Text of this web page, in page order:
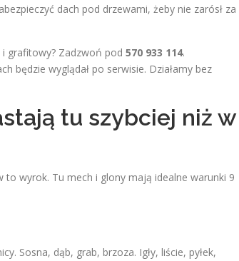
dach pod drzewami, żeby nie zarósł za
grafitowy? Zadzwoń pod 570 933 114.
będzie wyglądał po serwisie. Działamy bez
tu szybciej niż w
to wyrok. Tu mech i glony mają idealne warunki 9
Sosna, dąb, grab, brzoza. Igły, liście, pyłek,